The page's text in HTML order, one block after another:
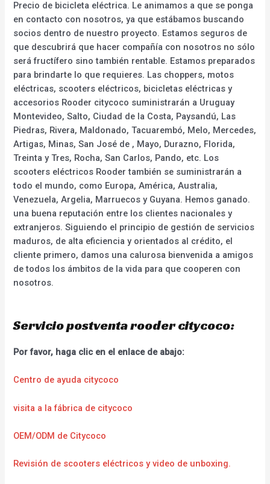
Precio de bicicleta eléctrica. Le animamos a que se ponga
en contacto con nosotros, ya que estábamos buscando
socios dentro de nuestro proyecto. Estamos seguros de
que descubrirá que hacer compañía con nosotros no sólo
será fructífero sino también rentable. Estamos preparados
para brindarte lo que requieres. Las choppers, motos
eléctricas, scooters eléctricos, bicicletas eléctricas y
accesorios Rooder citycoco suministrarán a Uruguay
Montevideo, Salto, Ciudad de la Costa, Paysandú, Las
Piedras, Rivera, Maldonado, Tacuarembó, Melo, Mercedes,
Artigas, Minas, San José de , Mayo, Durazno, Florida,
Treinta y Tres, Rocha, San Carlos, Pando, etc. Los
scooters eléctricos Rooder también se suministrarán a
todo el mundo, como Europa, América, Australia,
Venezuela, Argelia, Marruecos y Guyana. Hemos ganado.
una buena reputación entre los clientes nacionales y
extranjeros. Siguiendo el principio de gestión de servicios
maduros, de alta eficiencia y orientados al crédito, el
cliente primero, damos una calurosa bienvenida a amigos
de todos los ámbitos de la vida para que cooperen con
nosotros.
Servicio postventa rooder citycoco:
Por favor, haga clic en el enlace de abajo:
Centro de ayuda citycoco
visita a la fábrica de citycoco
OEM/ODM de Citycoco
Revisión de scooters eléctricos y video de unboxing.